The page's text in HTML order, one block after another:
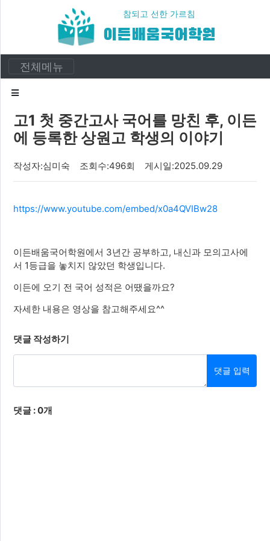
참되고 선한 가르침
이든배움국어학원
전체메뉴
테
고
리
공지사항
고1 첫 중간고사 국어를 망친 후, 이든
에 등록한 상원고 학생의 이야기
작성자:심미숙 조회수:496회 게시일:2025.09.29
https://www.youtube.com/embed/x0a4QVIBw28
이든배움국어학원에서 3년간 공부하고, 내신과 모의고사에
서 1등급을 놓치지 않았던 학생입니다.
이든에 오기 전 국어 성적은 어땠을까요?
자세한 내용은 영상을 참고해주세요^^
댓글 작성하기
댓글 입력
댓글 : 0개